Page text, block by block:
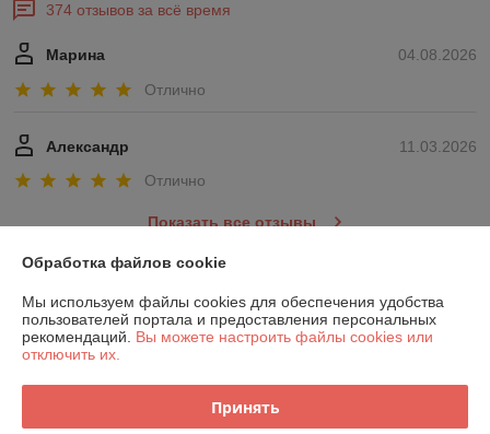
374 отзывов за всё время
04.08.2026
Марина
Отлично
11.03.2026
Александр
Отлично
Показать все отзывы
О нас
Контакты
Обработка файлов cookie
Мы используем файлы cookies для обеспечения удобства
пользователей портала и предоставления персональных
рекомендаций. Вы можете настроить файлы cookies или
отключить их.
Принять